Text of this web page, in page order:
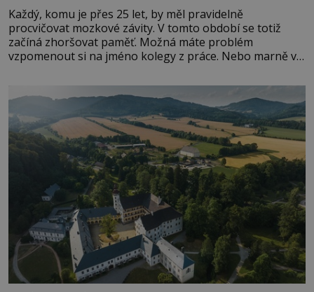
Každý, komu je přes 25 let, by měl pravidelně
procvičovat mozkové závity. V tomto období se totiž
začíná zhoršovat paměť. Možná máte problém
vzpomenout si na jméno kolegy z práce. Nebo marně v
Je to opravdu tak, s věkem jako kdyby se paměť
rozhodla stávkovat. Cvičte